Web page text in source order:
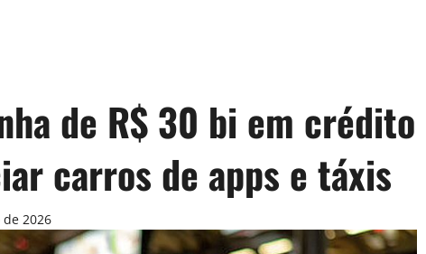
de R$ 30 bi em crédito
carros de apps e táxis
2026